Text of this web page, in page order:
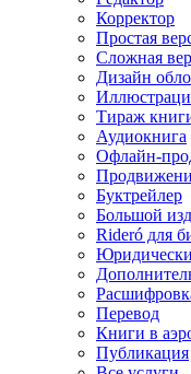
Корректор
Простая
Сложная
Дизайн
Тираж
Аудиокнига
Офлайн-
Буктрейлер
Большой
Rideró для
Перевод
Книги в
Публикация